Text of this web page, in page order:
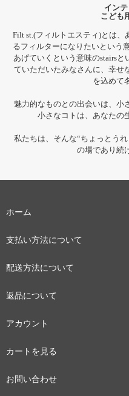
インテ
こども
Filt st.(フィルトエスティ)とは、
るフィルターになりたいという
あげていくという意味のstairs
ていただいたみなさんに、幸せ
を込めて
魅力的なものとの出会いは、小
小さなコトは、あなたの
私たちは、そんな“ちょっとう
の場であり続
ホーム
支払い方法について
配送方法について
返品について
アカウント
カートを見る
お問い合わせ